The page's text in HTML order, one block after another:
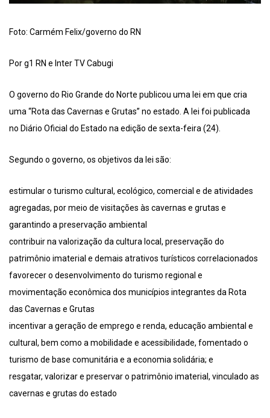
Foto: Carmém Felix/governo do RN
Por g1 RN e Inter TV Cabugi
O governo do Rio Grande do Norte publicou uma lei em que cria
uma “Rota das Cavernas e Grutas” no estado. A lei foi publicada
no Diário Oficial do Estado na edição de sexta-feira (24).
Segundo o governo, os objetivos da lei são:
estimular o turismo cultural, ecológico, comercial e de atividades
agregadas, por meio de visitações às cavernas e grutas e
garantindo a preservação ambiental
contribuir na valorização da cultura local, preservação do
patrimônio imaterial e demais atrativos turísticos correlacionados
favorecer o desenvolvimento do turismo regional e
movimentação econômica dos municípios integrantes da Rota
das Cavernas e Grutas
incentivar a geração de emprego e renda, educação ambiental e
cultural, bem como a mobilidade e acessibilidade, fomentado o
turismo de base comunitária e a economia solidária; e
resgatar, valorizar e preservar o patrimônio imaterial, vinculado as
cavernas e grutas do estado